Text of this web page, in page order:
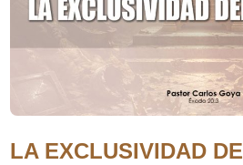
LA EXCLUSIVIDAD